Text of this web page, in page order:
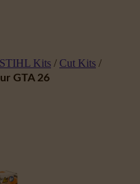
STIHL Kits / Cut Kits /
GTA 26